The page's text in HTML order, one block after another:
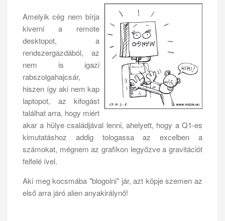
Amelyik cég nem bírja
kiverni a remote
desktopot, a
rendszergazdából, az
nem is igazi
rabszolgahajcsár,
hiszen így aki nem kap
laptopot, az kifogást
találhat arra, hogy miért
akar a hülye családjával lenni, ahelyett, hogy a Q1-es
kimutatáshoz addig tologassa az excelben a
számokat, mégnem az grafikon legyőzve a gravitációt
felfelé ível.
Aki meg kocsmába "blogolni" jár, azt köpje szemen az
első arra járó alien anyakirálynő!